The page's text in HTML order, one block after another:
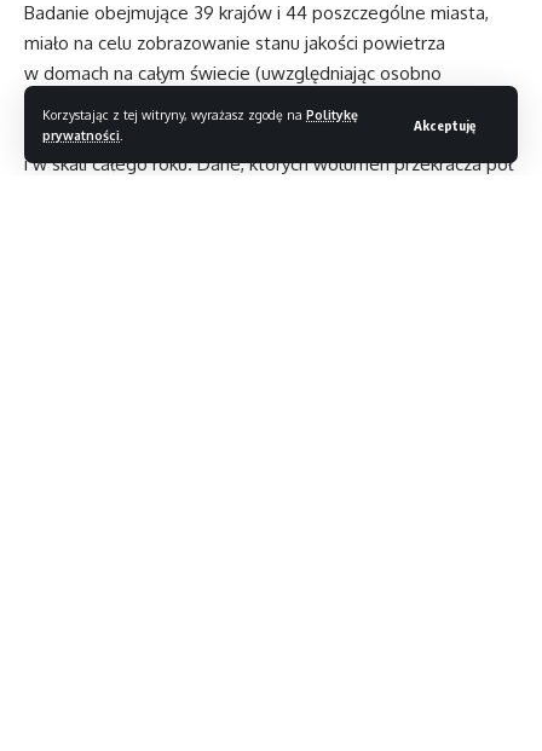
Korzystając z tej witryny, wyrażasz zgodę na Politykę
prywatności
Akceptuję
Badanie obejmujące 39 krajów i 44 poszczególne miasta,
miało na celu zobrazowanie stanu jakości powietrza
w domach na całym świecie (uwzględniając osobno
zmian na przestrzeni dni, miesięcy, poszczególnych pór roku
i w skali całego roku. Dane, których wolumen przekracza pół